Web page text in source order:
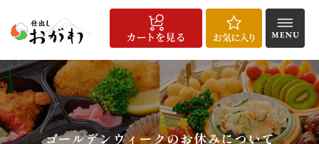
ン
ツ
へ
ス
キ
HOME
仕
出
し
料
理
宅
配
給
食
こ
だ
わ
り
配
達
エ
リ
ア・
ご
お
客
様
の
声
商
品
一
覧
お
知
ら
せ
よ
く
あ
る
質
問
会
社
概
要
メ
デ
ィ
ア
実
績
お
問
い
合
わ
せ
お
気
に
入
り
特
定
商
取
引
法
サ
イ
ト
マ
ッ
プ
ゴールデンウィークのお休みについて